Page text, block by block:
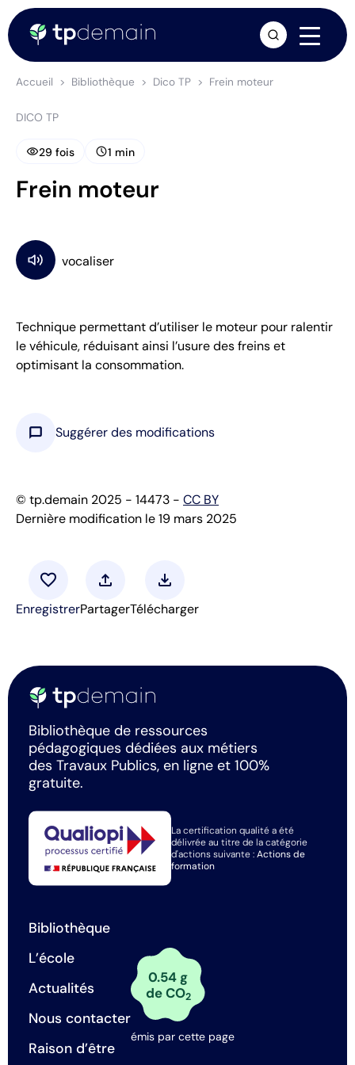
Accueil Bibliothèque Dico TP Frein moteur
DICO TP
visibility29 fois schedule1 min
Frein moteur
Technique permettant d’utiliser le moteur pour ralentir
le véhicule, réduisant ainsi l’usure des freins et
optimisant la consommation.
chat_bubble Suggérer des modifications
© tp.demain 2025 - 14473 - CC BY
Dernière modification le 19 mars 2025
favorite
Enregistrer
upload
Partager
download
Télécharger
Bibliothèque de ressources
pédagogiques dédiées aux métiers
des Travaux Publics, en ligne et 100%
gratuite.
La certification qualité a été
délivrée au titre de la catégorie
d'actions suivante :Actions de
formation
Bibliothèque
L’école
Actualités
Nous contacter
Raison d’être
0.54 g
de CO2
émis par cette page
arrow_forward